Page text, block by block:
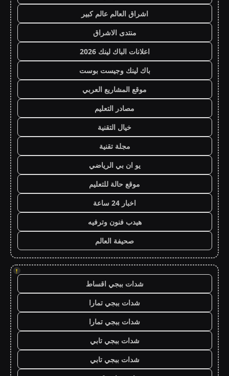
اشراق العالم عالم كبير
منتدى الاشراق
اعلانات الباك لينك 2026
باك لينك وجيست بوست
موقع المشاريع العربي
مصادر التعليم
خيال التقنية
مجلة تقنية
يو ان بي الرياضي
موقع حالة للتعليم
اخبار 24 ساعة
هيدب فنون وترفيه
صحيفة العالم
!
شدات ببجي اقساط
شدات ببجي تمارا
شدات ببجي تمارا
شدات ببجي تابي
شدات ببجي تابي